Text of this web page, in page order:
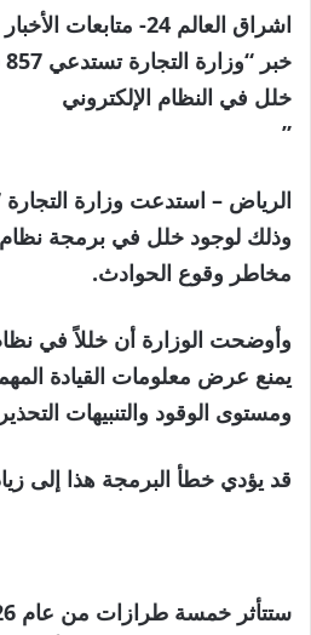
اشراق العالم 24-
خلل في النظام الإلكتروني
”
وذلك لوجود خلل في برمجة نظام
مخاطر وقوع الحوادث.
وأوضحت الوزارة أن خللاً في
يمنع عرض معلومات القيادة
ومستوى الوقود والتنبيهات
قد يؤدي خطأ البرمجة هذا إلى